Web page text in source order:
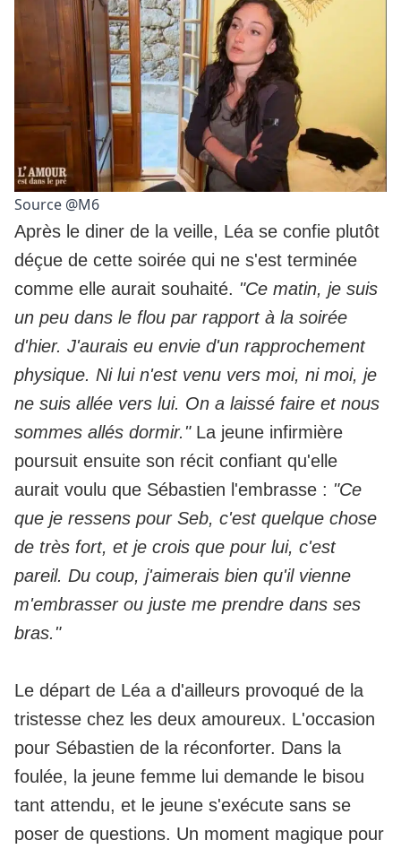
Source @M6
Après le diner de la veille, Léa se confie plutôt
déçue de cette soirée qui ne s'est terminée
comme elle aurait souhaité. "Ce matin, je suis
un peu dans le flou par rapport à la soirée
d'hier. J'aurais eu envie d'un rapprochement
physique. Ni lui n'est venu vers moi, ni moi, je
ne suis allée vers lui. On a laissé faire et nous
sommes allés dormir."La jeune infirmière
poursuit ensuite son récit confiant qu'elle
aurait voulu que Sébastien l'embrasse : "Ce
que je ressens pour Seb, c'est quelque chose
de très fort, et je crois que pour lui, c'est
pareil. Du coup, j'aimerais bien qu'il vienne
m'embrasser ou juste me prendre dans ses
bras."
Le départ de Léa a d'ailleurs provoqué de la
tristesse chez les deux amoureux. L'occasion
pour Sébastien de la réconforter. Dans la
foulée, la jeune femme lui demande le bisou
tant attendu, et le jeune s'exécute sans se
poser de questions. Un moment magique pour